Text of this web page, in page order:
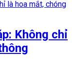
Không chỉ